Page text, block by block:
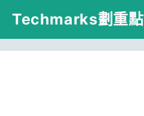
跳
主
Techmarks劃重點